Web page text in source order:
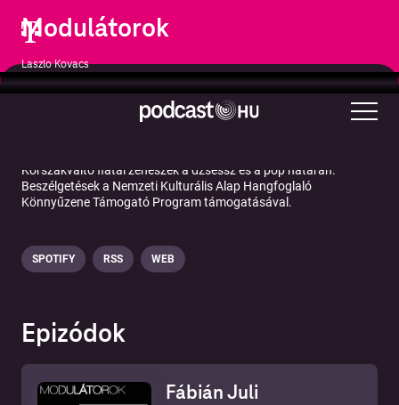
Modulátorok
Laszlo Kovacs
Zenei interjúk
Korszakváltó fiatal zenészek a dzsessz és a pop határán.
Beszélgetések a Nemzeti Kulturális Alap Hangfoglaló
Könnyűzene Támogató Program támogatásával.
SPOTIFY RSS WEB
Epizódok
Fábián Juli